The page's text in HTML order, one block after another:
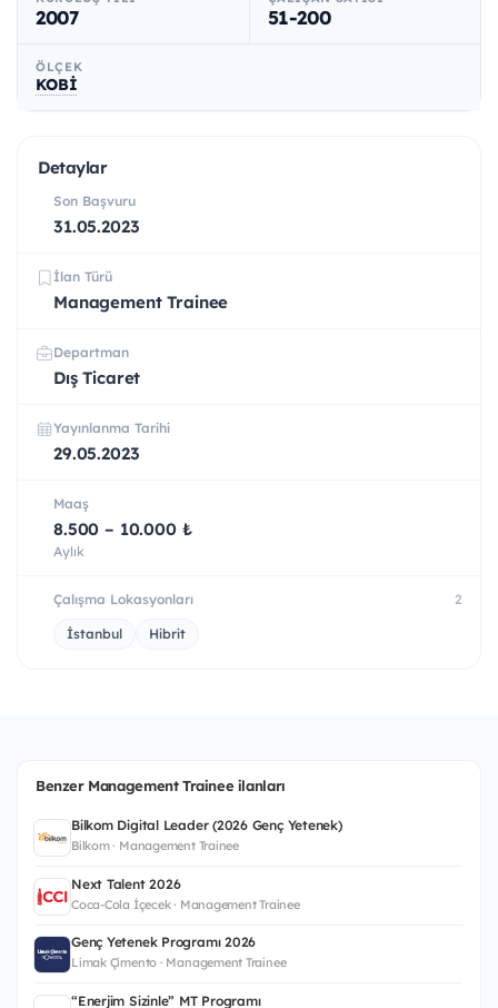
2007 51-200
ÖLÇEK
KOBİ
Detaylar
Son Başvuru
31.05.2023
İlan Türü
Management Trainee
Departman
Dış Ticaret
Yayınlanma Tarihi
29.05.2023
Maaş
8.500 – 10.000 ₺
Aylık
Çalışma Lokasyonları 2
İstanbul Hibrit
Benzer Management Trainee ilanları
Bilkom Digital Leader (2026 Genç Yetenek)
Bilkom · Management Trainee
Next Talent 2026
Coca-Cola İçecek · Management Trainee
Genç Yetenek Programı 2026
Limak Çimento · Management Trainee
“Enerjim Sizinle” MT Programı